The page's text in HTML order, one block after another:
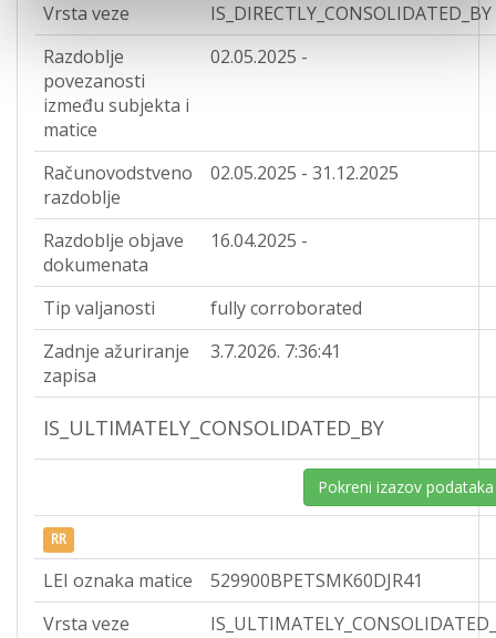
Vrsta veze
IS_DIRECTLY_CONSOLIDATED_BY
Razdoblje
povezanosti
između subjekta i
matice
02.05.2025 -
Računovodstveno
razdoblje
02.05.2025 - 31.12.2025
Razdoblje objave
dokumenata
16.04.2025 -
Tip valjanosti
fully corroborated
Zadnje ažuriranje
zapisa
3.7.2026. 7:36:41
IS_ULTIMATELY_CONSOLIDATED_BY
Pokreni izazov podataka
RR
LEI oznaka matice
529900BPETSMK60DJR41
Vrsta veze